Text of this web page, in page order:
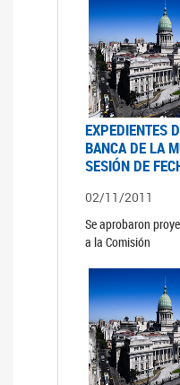
EXPEDIENTES
BANCA DE LA
SESIÓN DE
02/11/2011
Se aprobaron
a la Comisión